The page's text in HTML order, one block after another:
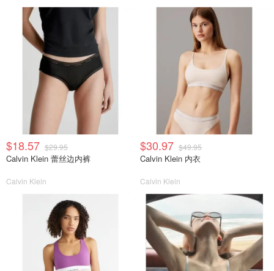
$18.57 $29.95
Calvin Klein 蕾丝边内裤
Calvin Klein
$30.97 $49.95
Calvin Klein 内衣
Calvin Klein